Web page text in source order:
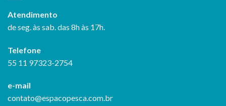
Atendimento
de seg. às sab. das 8h às 17h.
Telefone
55 11 97323-2754
e-mail
contato@espacopesca.com.br